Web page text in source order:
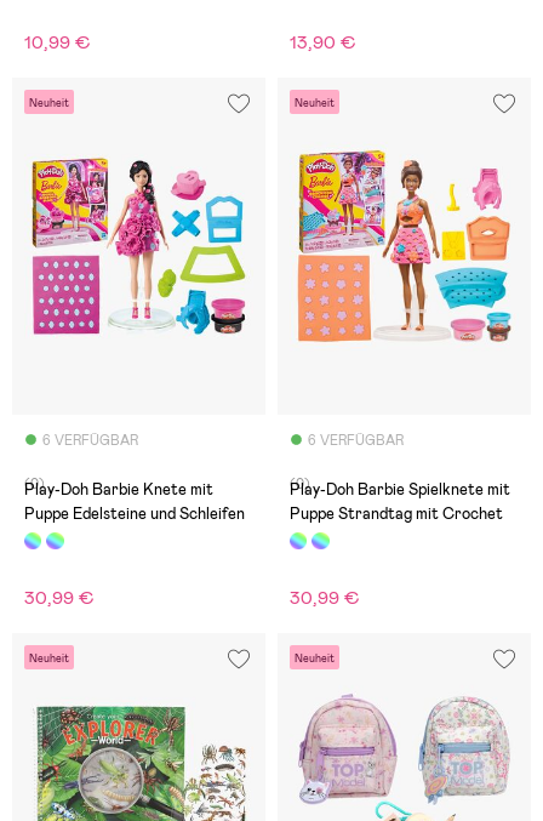
10,99 € 13,90 €
Neuheit
6 VERFÜGBAR
(0)
Play-Doh Barbie Knete mit
Puppe Edelsteine und Schleifen
30,99 €
Neuheit
6 VERFÜGBAR
(0)
Play-Doh Barbie Spielknete mit
Puppe Strandtag mit Crochet
30,99 €
Neuheit Neuheit